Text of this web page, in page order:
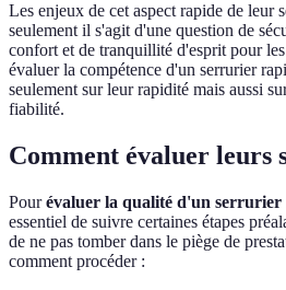
Les enjeux de cet aspect rapide de leur
seulement il s'agit d'une question de
confort et de tranquillité d'esprit pour
évaluer la compétence d'un serrurier
seulement sur leur rapidité mais aussi
fiabilité.
Comment évaluer leurs
Pourévaluer la qualité d'un serrurier
essentiel de suivre certaines étapes
de ne pas tomber dans le piège de
comment procéder :